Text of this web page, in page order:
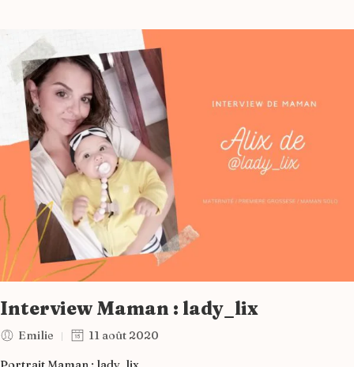
Interview Maman : lady_lix
Emilie 11 août 2020